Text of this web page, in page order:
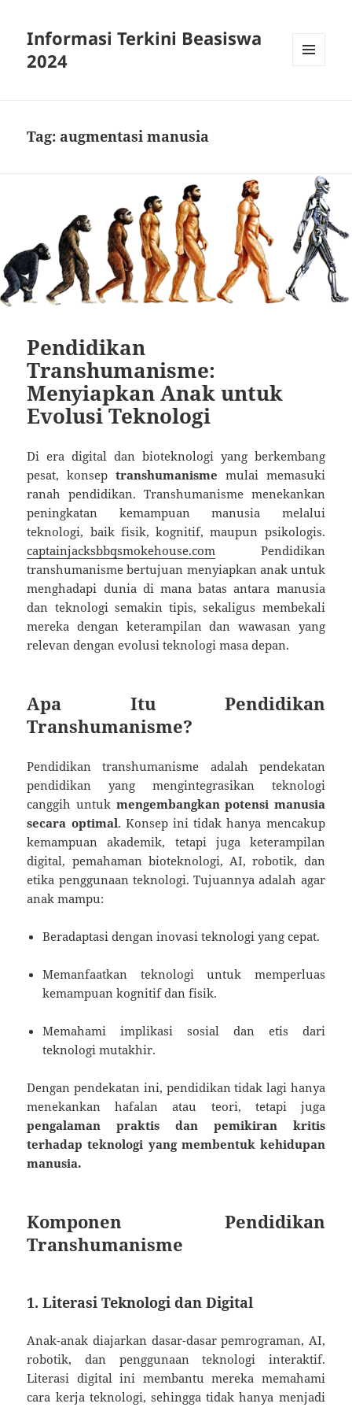
Informasi Terkini Beasiswa
2024
Tag: augmentasi manusia
Pendidikan
Transhumanisme:
Menyiapkan Anak untuk
Evolusi Teknologi
Di era digital dan bioteknologi yang berkembang
pesat, konsep transhumanisme mulai memasuki
ranah pendidikan. Transhumanisme menekankan
peningkatan kemampuan manusia melalui
teknologi, baik fisik, kognitif, maupun psikologis.
captainjacksbbqsmokehouse.com Pendidikan
transhumanisme bertujuan menyiapkan anak untuk
menghadapi dunia di mana batas antara manusia
dan teknologi semakin tipis, sekaligus membekali
mereka dengan keterampilan dan wawasan yang
relevan dengan evolusi teknologi masa depan.
Apa Itu Pendidikan
Transhumanisme?
Pendidikan transhumanisme adalah pendekatan
pendidikan yang mengintegrasikan teknologi
canggih untuk mengembangkan potensi manusia
secara optimal. Konsep ini tidak hanya mencakup
kemampuan akademik, tetapi juga keterampilan
digital, pemahaman bioteknologi, AI, robotik, dan
etika penggunaan teknologi. Tujuannya adalah agar
anak mampu:
Beradaptasi dengan inovasi teknologi yang cepat.
Memanfaatkan teknologi untuk memperluas
kemampuan kognitif dan fisik.
Memahami implikasi sosial dan etis dari
teknologi mutakhir.
Dengan pendekatan ini, pendidikan tidak lagi hanya
menekankan hafalan atau teori, tetapi juga
pengalaman praktis dan pemikiran kritis
terhadap teknologi yang membentuk kehidupan
manusia.
Komponen Pendidikan
Transhumanisme
1. Literasi Teknologi dan Digital
Anak-anak diajarkan dasar-dasar pemrograman, AI,
robotik, dan penggunaan teknologi interaktif.
Literasi digital ini membantu mereka memahami
cara kerja teknologi, sehingga tidak hanya menjadi